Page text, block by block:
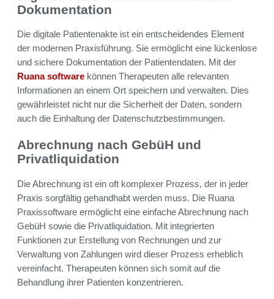
Dokumentation
Die digitale Patientenakte ist ein entscheidendes Element
der modernen Praxisführung. Sie ermöglicht eine lückenlose
und sichere Dokumentation der Patientendaten. Mit der
Ruana software können Therapeuten alle relevanten
Informationen an einem Ort speichern und verwalten. Dies
gewährleistet nicht nur die Sicherheit der Daten, sondern
auch die Einhaltung der Datenschutzbestimmungen.
Abrechnung nach GebüH und
Privatliquidation
Die Abrechnung ist ein oft komplexer Prozess, der in jeder
Praxis sorgfältig gehandhabt werden muss. Die Ruana
Praxissoftware ermöglicht eine einfache Abrechnung nach
GebüH sowie die Privatliquidation. Mit integrierten
Funktionen zur Erstellung von Rechnungen und zur
Verwaltung von Zahlungen wird dieser Prozess erheblich
vereinfacht. Therapeuten können sich somit auf die
Behandlung ihrer Patienten konzentrieren.